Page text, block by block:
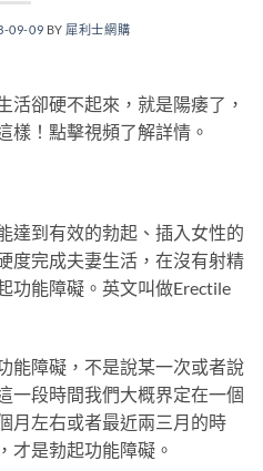
09-09 BY 犀利士網購
活卻硬不起來，就是陽痿了，
樣！點擊視頻了解詳情。
達到有效的勃起、插入女性的
度完成夫妻生活，在沒有射精
功能障礙。英文叫做Erectile
能障礙，不是說某一次或者說
一段時間我們大概界定在一個
月左右或者最近兩三月的時
才是勃起功能障礙。